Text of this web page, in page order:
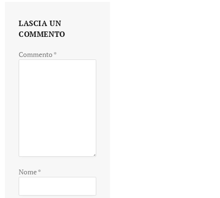
LASCIA UN
COMMENTO
Commento *
Nome*